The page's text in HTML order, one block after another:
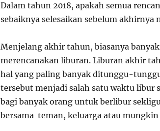
Dalam tahun 2018, apakah semua
sebaiknya selesaikan sebelum akhirnya
Menjelang akhir tahun, biasanya
merencanakan liburan. Liburan akhir
hal yang paling banyak ditunggu-
tersebut menjadi salah satu waktu libur
bagi banyak orang untuk berlibur
bersama teman, keluarga atau mungkin